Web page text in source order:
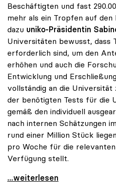
Beschäftigten und fast
mehr als ein Tropfen auf
dazu uniko-Präsidentin
Universitäten bewusst, dass
erforderlich sind, um den
erhöhen und auch die
Entwicklung und
vollständig an die Universität
der benötigten Tests für die
gemäß den individuell
nach internen Schätzungen
rund einer Million Stück
pro Woche für die
Verfügung stellt.
Seidler: „1 Million Euro für
...weiterlesen